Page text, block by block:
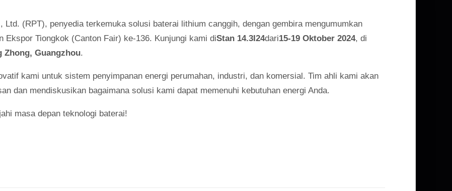
Ltd. (RPT), penyedia terkemuka solusi baterai lithium canggih, dengan gembira mengumumkan
Ekspor Tiongkok (Canton Fair) ke-136. Kunjungi kami diStan 14.3I24dari15-19 Oktober 2024, di
Zhong, Guangzhou.
kami untuk sistem penyimpanan energi perumahan, industri, dan komersial. Tim ahli kami akan
dan mendiskusikan bagaimana solusi kami dapat memenuhi kebutuhan energi Anda.
masa depan teknologi baterai!